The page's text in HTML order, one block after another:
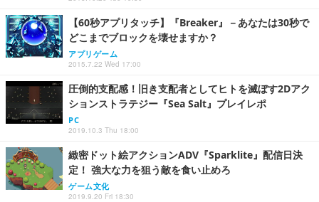
【60秒アプリタッチ】『Breaker』－あなたは30秒で
どこまでブロックを壊せますか？
アプリゲーム
2015.7.22 Wed 17:00
圧倒的支配感！旧き支配者としてヒトを滅ぼす2Dアク
ションストラテジー『Sea Salt』プレイレポ
PC
2019.10.3 Thu 18:00
緻密ドット絵アクションADV『Sparklite』配信日決
定！ 強大な力を狙う敵を食い止めろ
ゲーム文化
2019.9.20 Fri 18:30